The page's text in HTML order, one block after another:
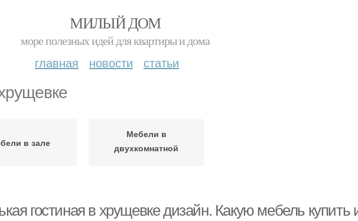
МИЛЫЙ ДОМ
море полезных идей для квартиры и дома
главная новости статьи
в зале
Мебели в
двухкомнатной
гостиная в хрущевке дизайн. Какую мебель купить